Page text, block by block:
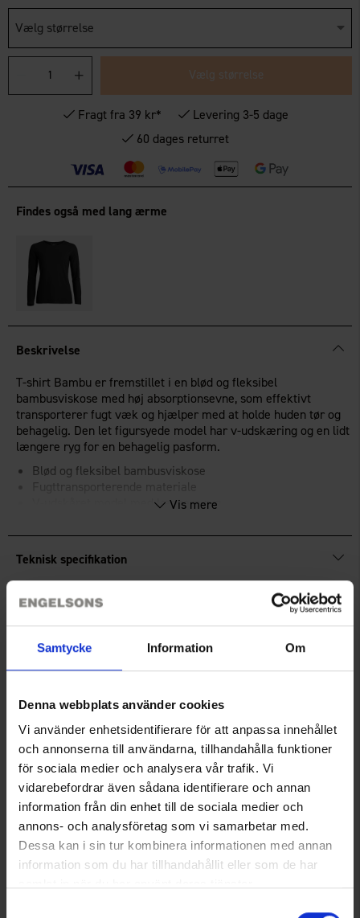
Samtycke Information Om
Denna webbplats använder cookies
Vi använder enhetsidentifierare för att anpassa innehållet
och annonserna till användarna, tillhandahålla funktioner
för sociala medier och analysera vår trafik. Vi
vidarebefordrar även sådana identifierare och annan
information från din enhet till de sociala medier och
annons- och analysföretag som vi samarbetar med.
Dessa kan i sin tur kombinera informationen med annan
information som du har tillhandahållit eller som de har
Vælg størrelse
Vælg størrelse
Fragt fra 39 kr*
Levering 3-5 dage
60 dages returret
Findes også med lang ærme
Beskrivelse
T-shirt Bambu er fremstillet i en blød og fleksibel
bambusviskose med høj absorptionsevne, som effektivt
transporterer fugt væk og hjælper med at holde huden tør og
behagelig. Den let figursyede model har v-udskæring og en lidt
længere ryg for en behagelig pasform.
Blød og fleksibel bambusviskose
Fugttransporterende materiale
V-udskåret model med længere ryg
Vis mere
Teknisk specifikation
Størrelsesguide
Anmeldelser
Du har måske også brug for